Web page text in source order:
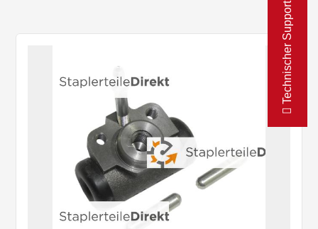
Technischer Support